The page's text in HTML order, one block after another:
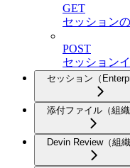
GET
セッション
POST
セッション
セッション（
添付ファイル（組織
Devin Review（組織